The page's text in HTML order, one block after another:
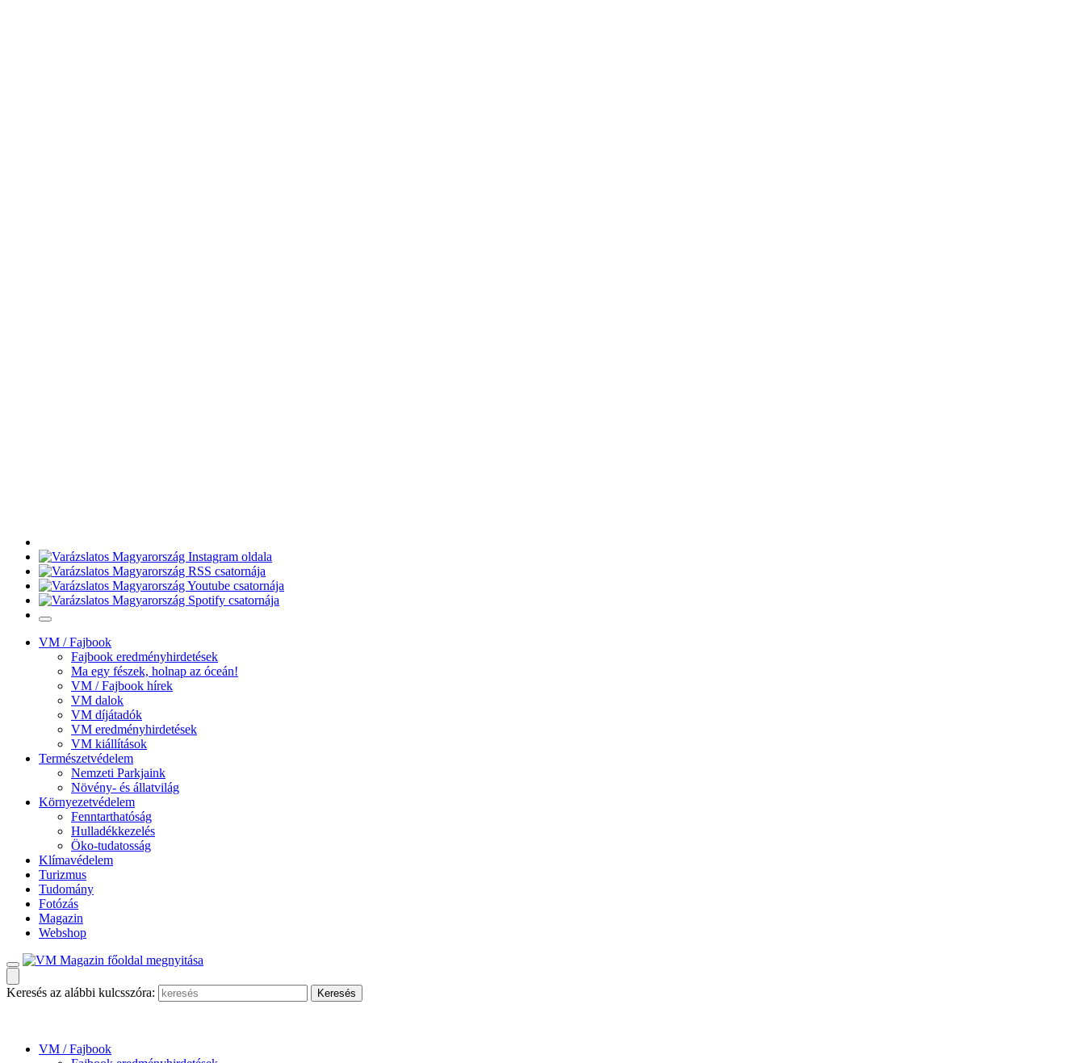
VM / Fajbook
Fajbook eredményhirdetések
Ma egy fészek, holnap az óceán!
VM / Fajbook hírek
VM dalok
VM díjátadók
VM eredményhirdetések
VM kiállítások
Természetvédelem
Nemzeti Parkjaink
Növény- és állatvilág
Környezetvédelem
Fenntarthatóság
Hulladékkezelés
Öko-tudatosság
Klímavédelem
Turizmus
Tudomány
Fotózás
Magazin
Webshop
Keresés az alábbi kulcsszóra:
VM / Fajbook